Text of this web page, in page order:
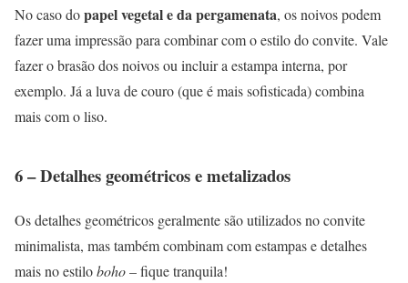
No caso dopapel vegetal e da pergamenata, os noivos podem
fazer uma impressão para combinar com o estilo do convite. Vale
fazer o brasão dos noivos ou incluir a estampa interna, por
exemplo. Já a luva de couro (que é mais sofisticada) combina
mais com o liso.
6 – Detalhes geométricos e metalizados
Os detalhes geométricos geralmente são utilizados no convite
minimalista, mas também combinam com estampas e detalhes
mais no estiloboho– fique tranquila!